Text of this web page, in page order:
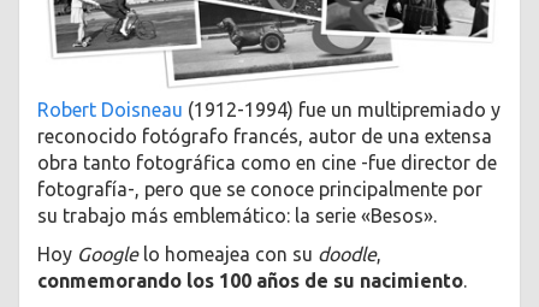
Robert Doisneau (1912-1994) fue un multipremiado y
reconocido fotógrafo francés, autor de una extensa
obra tanto fotográfica como en cine -fue director de
fotografía-, pero que se conoce principalmente por
su trabajo más emblemático: la serie «Besos».
Hoy Googlelo homeajea con su doodle,
conmemorando los 100 años de su nacimiento.